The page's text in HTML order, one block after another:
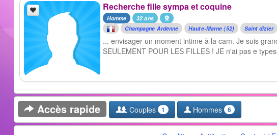
Recherche fille sympa et coquine
Homme
32 ans
Champagne Ardenne
Haute-Marne (52) Saint dizier
... envisager un moment intime à la cam. Je suis
SEULEMENT POUR LES FILLES ! JE n'ai pas e
Accès rapide Couples 1 Hommes 6